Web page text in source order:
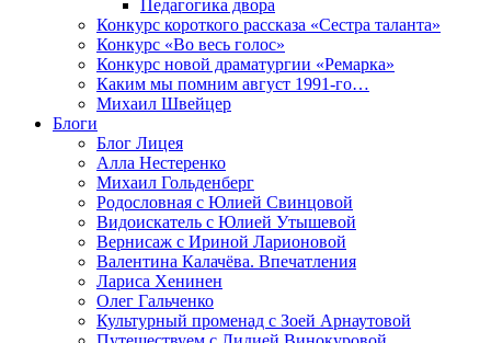
Педагогика двора
Конкурс короткого рассказа «Сестра таланта»
Конкурс «Во весь голос»
Конкурс новой драматургии «Ремарка»
Каким мы помним август 1991-го…
Михаил Швейцер
Блоги
Блог Лицея
Алла Нестеренко
Михаил Гольденберг
Родословная с Юлией Свинцовой
Видоискатель с Юлией Утышевой
Вернисаж с Ириной Ларионовой
Валентина Калачёва. Впечатления
Лариса Хенинен
Олег Гальченко
Культурный променад с Зоей Арнаутовой